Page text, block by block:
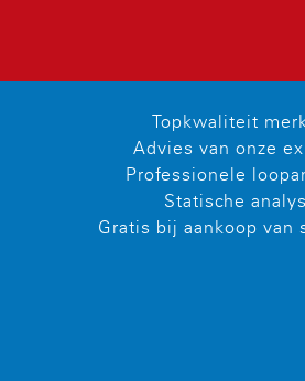
Topkwaliteit
Advies van onze
Professionele
Statische
Gratis bij aankoop van